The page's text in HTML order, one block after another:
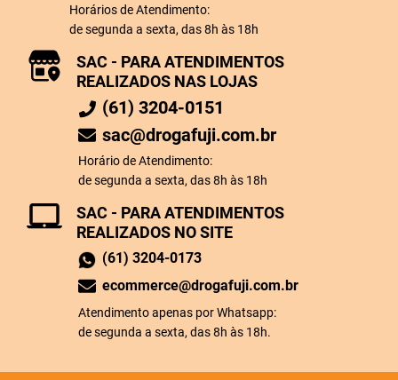
Horários de Atendimento:
de segunda a sexta, das 8h às 18h
SAC - PARA ATENDIMENTOS
REALIZADOS NO SITE
(61) 3204-0173
ecommerce@drogafuji.com.br
Atendimento apenas por Whatsapp:
de segunda a sexta, das 8h às 18h.
SAC - PARA ATENDIMENTOS
REALIZADOS NAS LOJAS
(61) 3204-0151
sac@drogafuji.com.br
Horário de Atendimento:
de segunda a sexta, das 8h às 18h